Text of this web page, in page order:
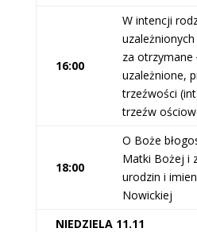
16:00
W intencji
za otrzymane
uzależnione,
trzeźwości
trzeźw
18:00
O Boże
Matki Bożej i
urodzin i
Nowickiej
NIEDZIELA 11.11